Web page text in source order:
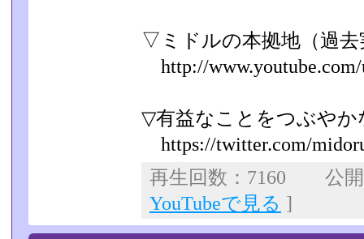
▽ミドルの本拠地（過
http://www.youtube.com/
▽有益なことをつぶやか
https://twitter.com/
再生回数：7160 公
YouTubeで見る ]